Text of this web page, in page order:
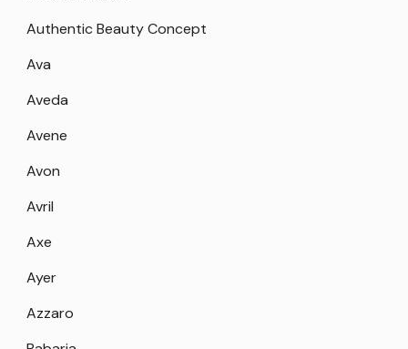
Authentic Beauty Concept
Ava
Aveda
Avene
Avon
Avril
Axe
Ayer
Azzaro